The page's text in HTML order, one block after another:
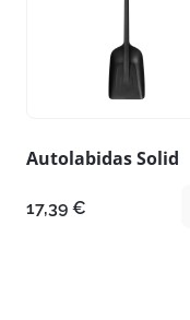
Autolabidas Solid
17,39 €